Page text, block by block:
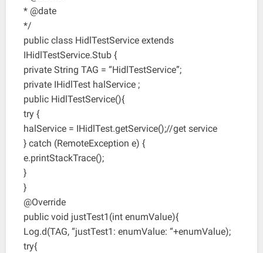
* @date
*/
public class HidlTestService extends
IHidlTestService.Stub {
private String TAG = “HidlTestService”;
private IHidlTest halService ;
public HidlTestService(){
try {
halService = IHidlTest.getService();//get service
} catch (RemoteException e) {
e.printStackTrace();
}
}
@Override
public void justTest1(int enumValue){
Log.d(TAG, “justTest1: enumValue: “+enumValue);
try{